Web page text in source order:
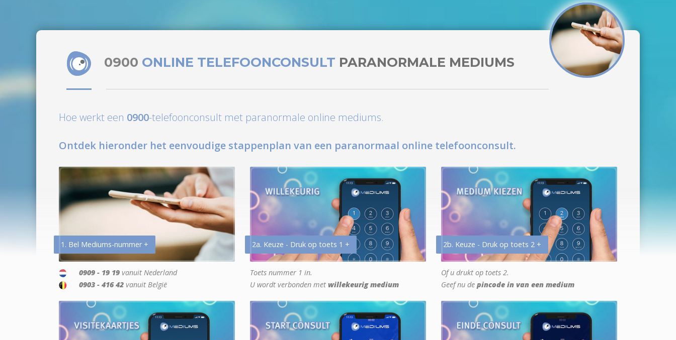
0900 ONLINE TELEFOONCONSULT PARANORMALE MEDIUMS
Hoe werkt een 0900-telefoonconsult met paranormale online mediums.
Ontdek hieronder het eenvoudige stappenplan van een paranormaal online telefoonconsult.
1. Bel Mediums-nummer +
0909 - 19 19 vanuit Nederland
0903 - 416 42 vanuit België
2a. Keuze - Druk op toets 1 +
Toets nummer 1 in.
U wordt verbonden met willekeurig medium
2b. Keuze - Druk op toets 2 +
Of u drukt op toets 2.
Geef nu de pincode in van een medium